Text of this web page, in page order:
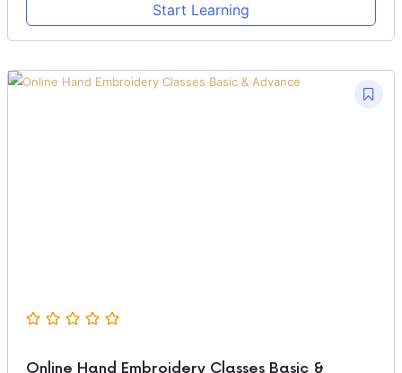
Start Learning
Online Hand Embroidery Classes Basic &